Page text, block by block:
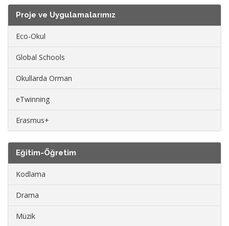
Proje ve Uygulamalarımız
Eco-Okul
Global Schools
Okullarda Orman
eTwinning
Erasmus+
Eğitim-Öğretim
Kodlama
Drama
Müzik